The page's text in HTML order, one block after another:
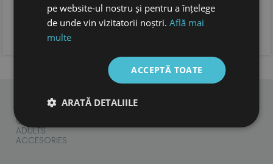
ADAUGA OPINIA TA
CHILDREN
ADULTS
ACCESORIES
pe website-ul nostru și pentru a înțelege
de unde vin vizitatorii noștri.Află mai
multe
ACCEPTĂ TOATE
ARATĂ DETALIILE